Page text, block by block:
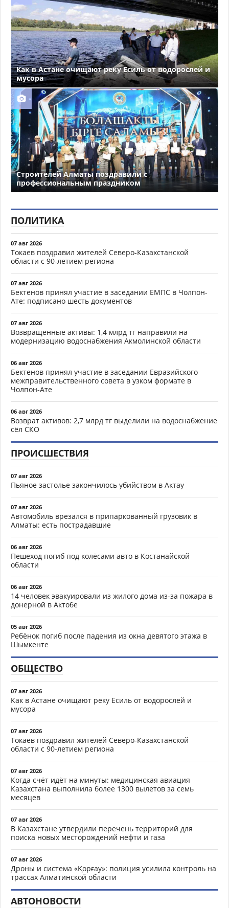
Как в Астане очищают реку Есиль от водорослей и
мусора
Строителей Алматы поздравили с
профессиональным праздником
ПОЛИТИКА
07 авг 2026
Токаев поздравил жителей Северо-Казахстанской
области с 90-летием региона
07 авг 2026
Бектенов принял участие в заседании ЕМПС в Чолпон-
Ате: подписано шесть документов
07 авг 2026
Возвращённые активы: 1,4 млрд тг направили на
модернизацию водоснабжения Акмолинской области
06 авг 2026
Бектенов принял участие в заседании Евразийского
межправительственного совета в узком формате в
Чолпон-Ате
06 авг 2026
Возврат активов: 2,7 млрд тг выделили на водоснабжение
сёл СКО
ПРОИСШЕСТВИЯ
07 авг 2026
Пьяное застолье закончилось убийством в Актау
07 авг 2026
Автомобиль врезался в припаркованный грузовик в
Алматы: есть пострадавшие
06 авг 2026
Пешеход погиб под колёсами авто в Костанайской
области
06 авг 2026
14 человек эвакуировали из жилого дома из-за пожара в
донерной в Актобе
05 авг 2026
Ребёнок погиб после падения из окна девятого этажа в
Шымкенте
ОБЩЕСТВО
07 авг 2026
Как в Астане очищают реку Есиль от водорослей и
мусора
07 авг 2026
Токаев поздравил жителей Северо-Казахстанской
области с 90-летием региона
07 авг 2026
Когда счёт идёт на минуты: медицинская авиация
Казахстана выполнила более 1300 вылетов за семь
месяцев
07 авг 2026
В Казахстане утвердили перечень территорий для
поиска новых месторождений нефти и газа
07 авг 2026
Дроны и система «Қорғау»: полиция усилила контроль на
трассах Алматинской области
АВТОНОВОСТИ